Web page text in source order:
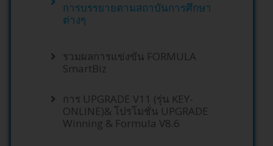
การบรรยายตามสถาบันการศึกษา
ต่างๆ
รวมผลการแข่งขัน FORMULA
SmartBiz
การ UPGRADE V11 (รุ่น KEY-
ONLINE)& โปรโมชั่น UPGRADE
Winning & Formula V8.6